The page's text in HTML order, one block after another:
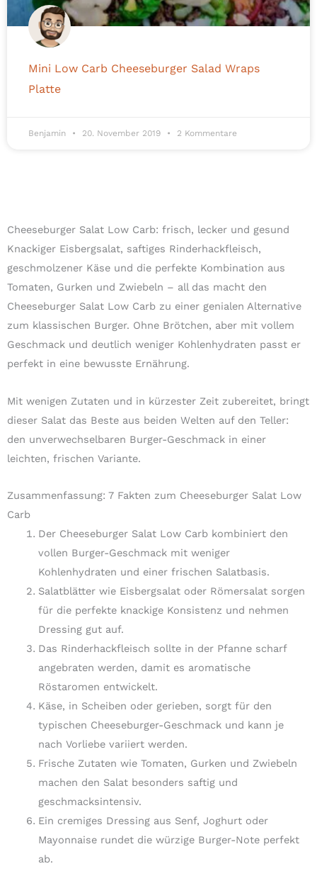
Mini Low Carb Cheeseburger Salad Wraps
Platte
Benjamin 20. November 2019 2 Kommentare
Cheeseburger Salat Low Carb: frisch, lecker und gesund
Knackiger Eisbergsalat, saftiges Rinderhackfleisch,
geschmolzener Käse und die perfekte Kombination aus
Tomaten, Gurken und Zwiebeln – all das macht den
Cheeseburger Salat Low Carb zu einer genialen Alternative
zum klassischen Burger. Ohne Brötchen, aber mit vollem
Geschmack und deutlich weniger Kohlenhydraten passt er
perfekt in eine bewusste Ernährung.
Mit wenigen Zutaten und in kürzester Zeit zubereitet, bringt
dieser Salat das Beste aus beiden Welten auf den Teller:
den unverwechselbaren Burger-Geschmack in einer
leichten, frischen Variante.
Zusammenfassung: 7 Fakten zum Cheeseburger Salat Low
Carb
Der Cheeseburger Salat Low Carb kombiniert den
vollen Burger-Geschmack mit weniger
Kohlenhydraten und einer frischen Salatbasis.
Salatblätter wie Eisbergsalat oder Römersalat sorgen
für die perfekte knackige Konsistenz und nehmen
Dressing gut auf.
Das Rinderhackfleisch sollte in der Pfanne scharf
angebraten werden, damit es aromatische
Röstaromen entwickelt.
Käse, in Scheiben oder gerieben, sorgt für den
typischen Cheeseburger-Geschmack und kann je
nach Vorliebe variiert werden.
Frische Zutaten wie Tomaten, Gurken und Zwiebeln
machen den Salat besonders saftig und
geschmacksintensiv.
Ein cremiges Dressing aus Senf, Joghurt oder
Mayonnaise rundet die würzige Burger-Note perfekt
ab.